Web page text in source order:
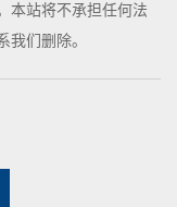
本站将不承担任何法
我们删除。